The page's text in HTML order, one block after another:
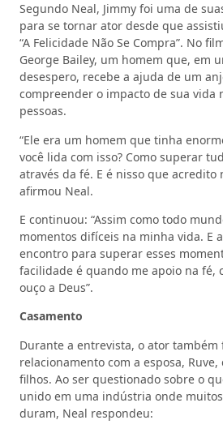
Segundo Neal, Jimmy foi uma de
para se tornar ator desde que
“A Felicidade Não Se Compra”. No
George Bailey, um homem que, em
desespero, recebe a ajuda de um
compreender o impacto de sua vida
pessoas.
“Ele era um homem que tinha
você lida com isso? Como superar
através da fé. E é nisso que acredito
afirmou Neal.
E continuou: “Assim como todo
momentos difíceis na minha vida. E
encontro para superar esses
facilidade é quando me apoio na fé,
ouço a Deus”.
Casamento
Durante a entrevista, o ator também
relacionamento com a esposa,
filhos. Ao ser questionado sobre o
unido em uma indústria onde
duram, Neal respondeu: